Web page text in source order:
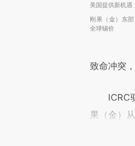
美国提供新机遇
刚果（金）东
全球锡价
致命冲突
ICRC驻
果（金）